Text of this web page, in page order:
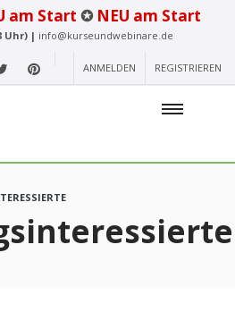
am Start ✪ NEU am Start
Uhr) | info@kurseundwebinare.de
ANMELDEN REGISTRIEREN